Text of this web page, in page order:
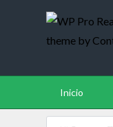
Inicio